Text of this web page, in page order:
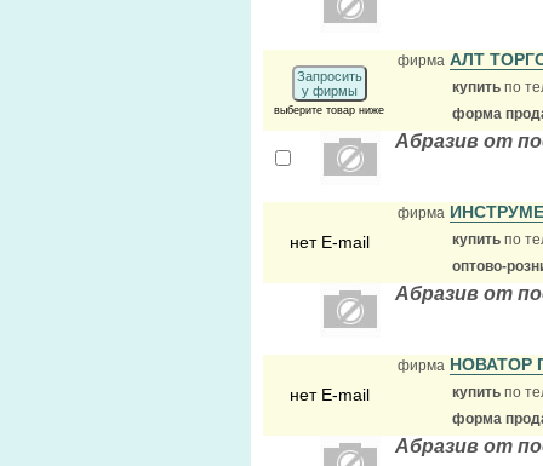
Запросить
у фирмы
выберите товар ниже
фирма АЛТ
купить по
форма
Абразив от
нет E-mail
фирма
купить по
оптово-
Абразив от
нет E-mail
фирма НОВАТОР
купить по
форма
Абразив от